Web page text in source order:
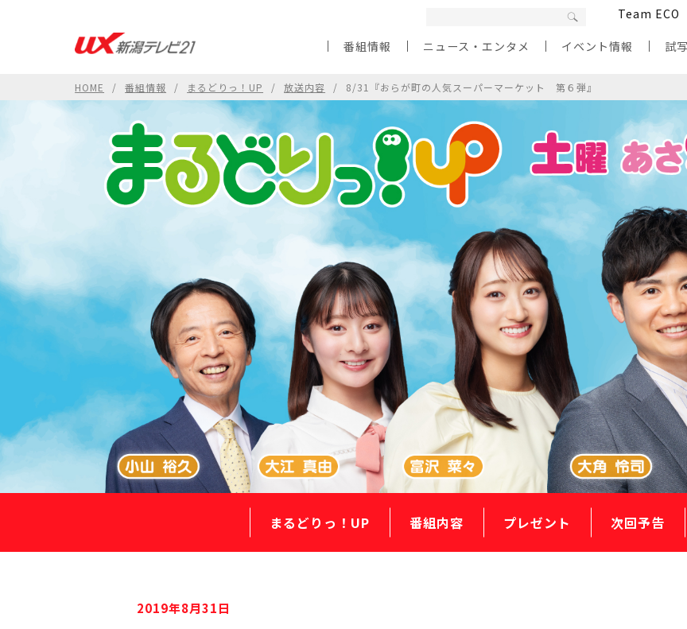
Team ECO
番組情報 ニュース・エンタメ イベント情報 試
HOME 番組情報 まるどりっ！UP 放送内容 8/31『おらが町の人気スーパーマーケット 第６弾』
まるどりっ！UP 番組内容 プレゼント 次回予告
2019年8月31日